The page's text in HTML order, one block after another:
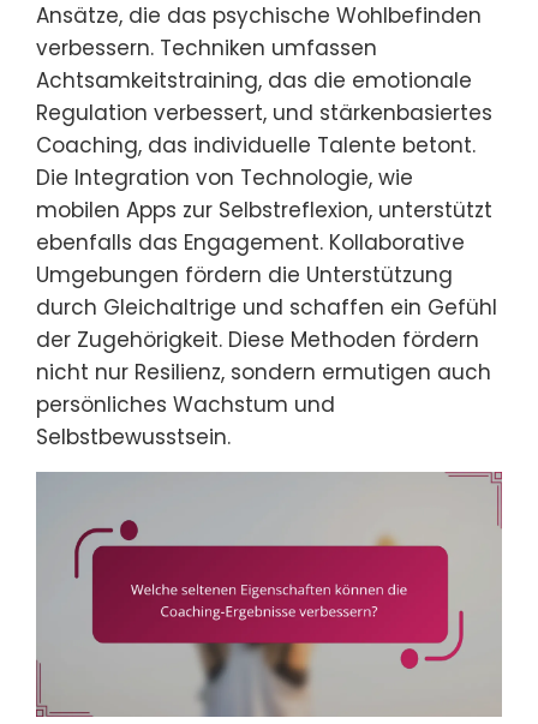
Ansätze, die das psychische Wohlbefinden
verbessern. Techniken umfassen
Achtsamkeitstraining, das die emotionale
Regulation verbessert, und stärkenbasiertes
Coaching, das individuelle Talente betont.
Die Integration von Technologie, wie
mobilen Apps zur Selbstreflexion, unterstützt
ebenfalls das Engagement. Kollaborative
Umgebungen fördern die Unterstützung
durch Gleichaltrige und schaffen ein Gefühl
der Zugehörigkeit. Diese Methoden fördern
nicht nur Resilienz, sondern ermutigen auch
persönliches Wachstum und
Selbstbewusstsein.